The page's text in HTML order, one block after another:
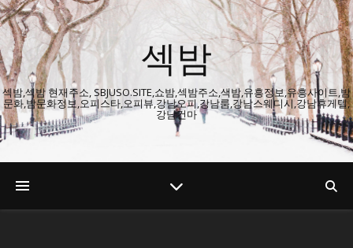
섹밤
섹밤,섹밤 현재주소, SBJUSO.SITE,쇼밤,섹밤주소,색밤,유흥정보,유흥사이트,밤
문화,밤문화정보,오피스타,오피뷰,강남오피,강남룸,강남스웨디시,강남휴게텔,
강남건마